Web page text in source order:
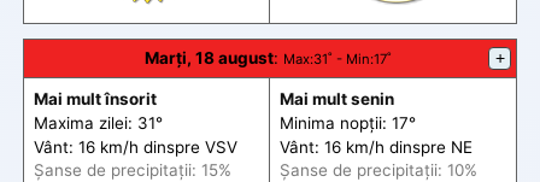
Marți, 18 august: Max:31˚ - Min:17˚ +
Mai mult însorit
Maxima zilei: 31°
Vânt: 16 km/h dinspre VSV
Șanse de precipitații: 15%
Mai mult senin
Minima nopții: 17°
Vânt: 16 km/h dinspre NE
Șanse de precipitații: 10%